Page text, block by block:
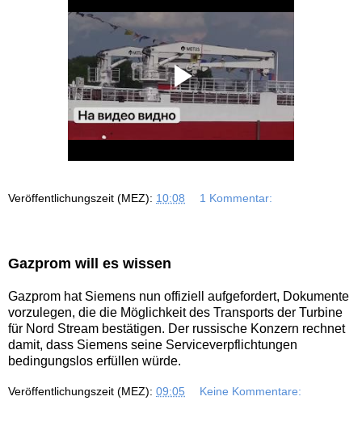
Veröffentlichungszeit (MEZ): 10:08 1 Kommentar:
Gazprom will es wissen
Gazprom hat Siemens nun offiziell aufgefordert, Dokumente
vorzulegen, die die Möglichkeit des Transports der Turbine
für Nord Stream bestätigen. Der russische Konzern rechnet
damit, dass Siemens seine Serviceverpflichtungen
bedingungslos erfüllen würde.
Veröffentlichungszeit (MEZ): 09:05 Keine Kommentare: